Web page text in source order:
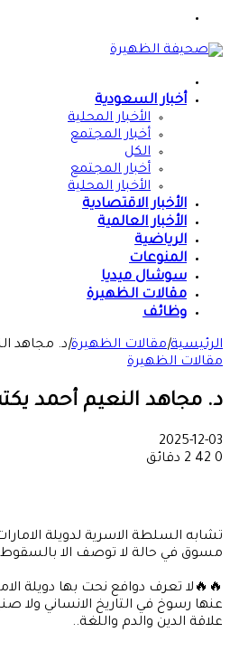
أخبار السعودية
الأخبار المحلية
أخبار المجتمع
الكل
أخبار المجتمع
الأخبار المحلية
الأخبار الاقتصادية
الأخبار العالمية
الرياضية
المنوعات
سوشال ميديا
مقالات الظهيرة
وظائف
الرئيسية|مقالات الظهيرة|د. مجاهد
مقالات الظهيرة
د. مجاهد النعيم أحمد
2025-12-03
0
2 دقائق
تشابه السلطة الاسرية لدويلة
مسوق في حالة لا توصف الا بالسقوط
🔥🔥لا تعرف دوافع نحت بها دويلة
عنها رسوخ في التاريخ الانساني ولا
علاقة الدين والدم واللغة..